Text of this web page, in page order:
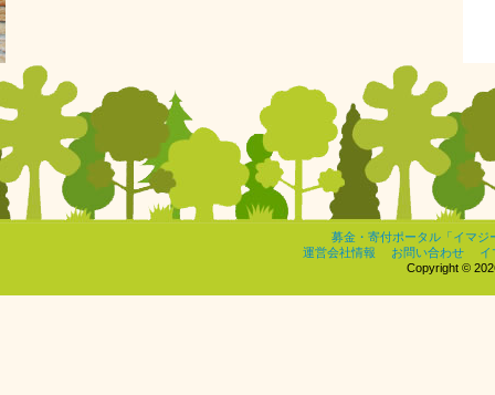
募金・寄付ポータル「イマジ
運営会社情報
お問い合わせ
イ
Copyright ©